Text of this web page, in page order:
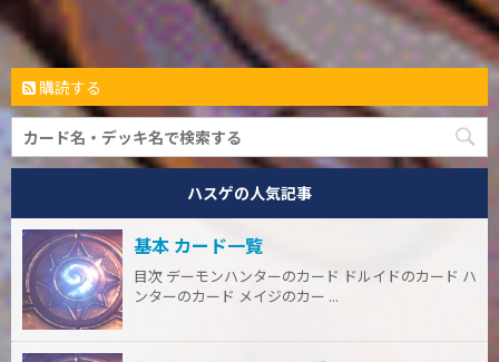
購読する
ハスゲの人気記事
基本 カード一覧
目次 デーモンハンターのカード ドルイドのカード ハ
ンターのカード メイジのカー ...